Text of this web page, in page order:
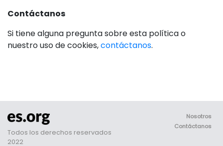
Contáctanos
Si tiene alguna pregunta sobre esta política o
nuestro uso de cookies,contáctanos.
Todos los derechos reservados
2022
Nosotros
Contáctanos